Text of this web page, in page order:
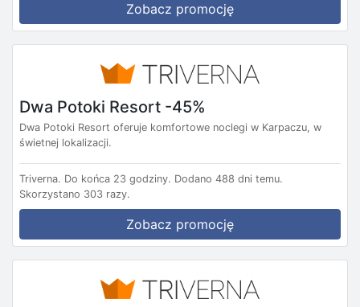
Zobacz promocję
Dwa Potoki Resort -45%
Dwa Potoki Resort oferuje komfortowe noclegi w Karpaczu, w
świetnej lokalizacji.
Triverna. Do końca 23 godziny. Dodano 488 dni temu.
Skorzystano 303 razy.
Zobacz promocję